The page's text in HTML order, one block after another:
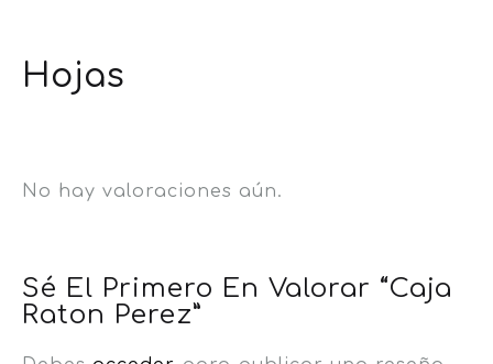
Hojas
No hay valoraciones aún.
Sé El Primero En Valorar “Caja
Raton Perez”